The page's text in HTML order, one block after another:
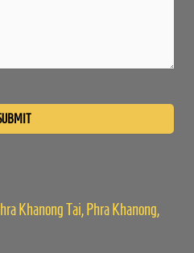
Khanong Tai, Phra Khanong,